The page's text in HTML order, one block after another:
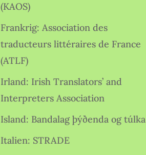
(KAOS)
Frankrig: Association des
traducteurs littéraires de France
(ATLF)
Irland: Irish Translators’ and
Interpreters Association
Island: Bandalag þýðenda og túlka
Italien: STRADE